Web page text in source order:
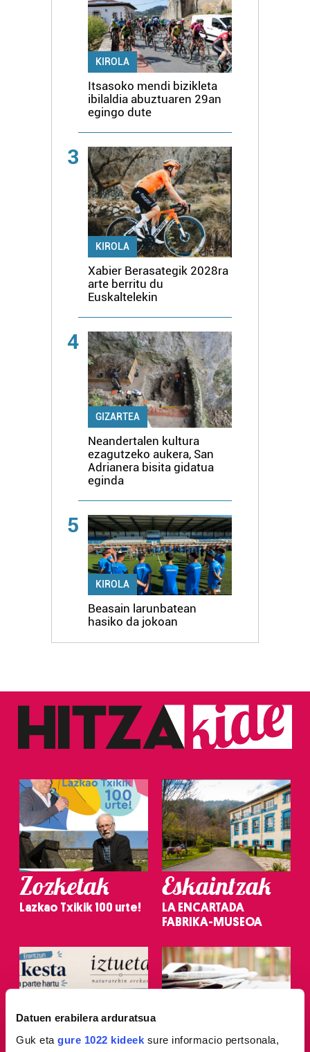
Datuen erabilera arduratsua
Guk eta gure 1022 kideek sure informacio pertsonala,
KIROLA
Itsasoko mendi bizikleta
ibilaldia abuztuaren 29an
egingo dute
3
KIROLA
Xabier Berasategik 2028ra
arte berritu du
Euskaltelekin
4
GIZARTEA
Neandertalen kultura
ezagutzeko aukera, San
Adrianera bisita gidatua
eginda
5
KIROLA
Beasain larunbatean
hasiko da jokoan
Zozketak
Lazkao Txikik 100 urte!
Eskaintzak
LA ENCARTADA
FABRIKA-MUSEOA